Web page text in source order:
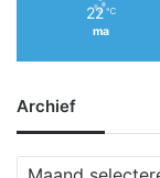
22 ℃
ma
Archief